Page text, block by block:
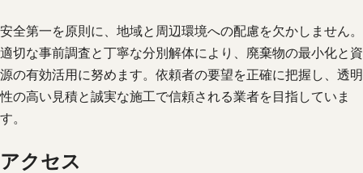
安全第一を原則に、地域と周辺環境への配慮を欠かしません。
適切な事前調査と丁寧な分別解体により、廃棄物の最小化と資
源の有効活用に努めます。依頼者の要望を正確に把握し、透明
性の高い見積と誠実な施工で信頼される業者を目指していま
す。
アクセス